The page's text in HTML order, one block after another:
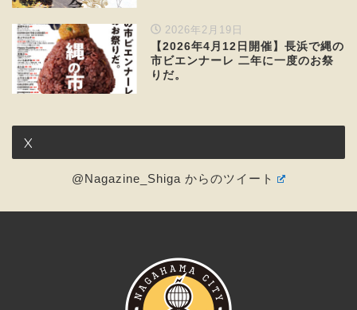
2026年2月19日
【2026年4月12日開催】長浜で縄の
市ビエンナーレ 二年に一度のお祭
りだ。
X
@Nagazine_Shiga からのツイート